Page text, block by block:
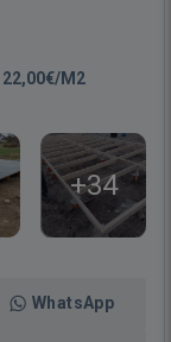
22,00€/M2
+34
WhatsApp